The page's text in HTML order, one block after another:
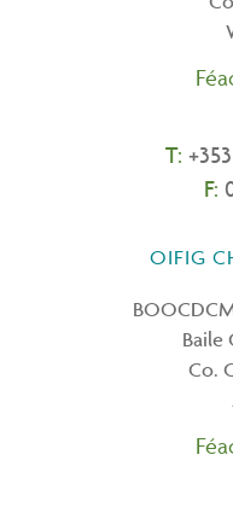
T:
F:
OIFIG
Baile
Co.